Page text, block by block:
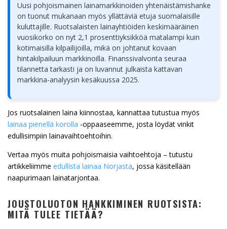
Uusi pohjoismainen lainamarkkinoiden yhtenäistämishanke
on tuonut mukanaan myös yllättäviä etuja suomalaisille
kuluttajille. Ruotsalaisten lainayhtiöiden keskimääräinen
vuosikorko on nyt 2,1 prosenttiyksikköä matalampi kuin
kotimaisilla kilpailijoilla, mikä on johtanut kovaan
hintakilpailuun markkinoilla. Finanssivalvonta seuraa
tilannetta tarkasti ja on luvannut julkaista kattavan
markkina-analyysin kesäkuussa 2025.
Jos ruotsalainen laina kiinnostaa, kannattaa tutustua myös
lainaa pienellä korolla -oppaaseemme, josta löydät vinkit
edullisimpiin lainavaihtoehtoihin.
Vertaa myös muita pohjoismaisia vaihtoehtoja – tutustu
artikkeliimme edullista lainaa Norjasta, jossa käsitellään
naapurimaan lainatarjontaa.
JOUSTOLUOTON HANKKIMINEN RUOTSISTA:
MITÄ TULEE TIETÄÄ?